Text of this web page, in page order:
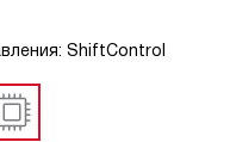
ShiftControl